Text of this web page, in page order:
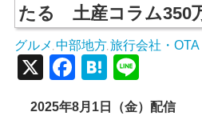
たる 土産コラム350
グルメ 中部地方 旅行会社・OTA
X Facebook
Hatena
2025年8月1日（金）配信